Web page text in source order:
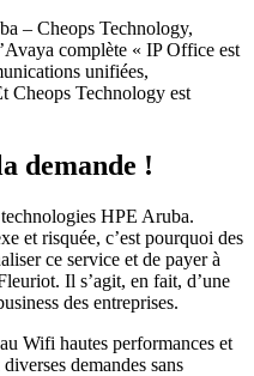
– Cheops Technology,
complète « IP Office est
unifiées,
Cheops Technology est
demande !
HPE Aruba.
et risquée, c’est pourquoi des
ce service et de payer à
Il s’agit, en fait, d’une
des entreprises.
Wifi hautes performances et
demandes sans